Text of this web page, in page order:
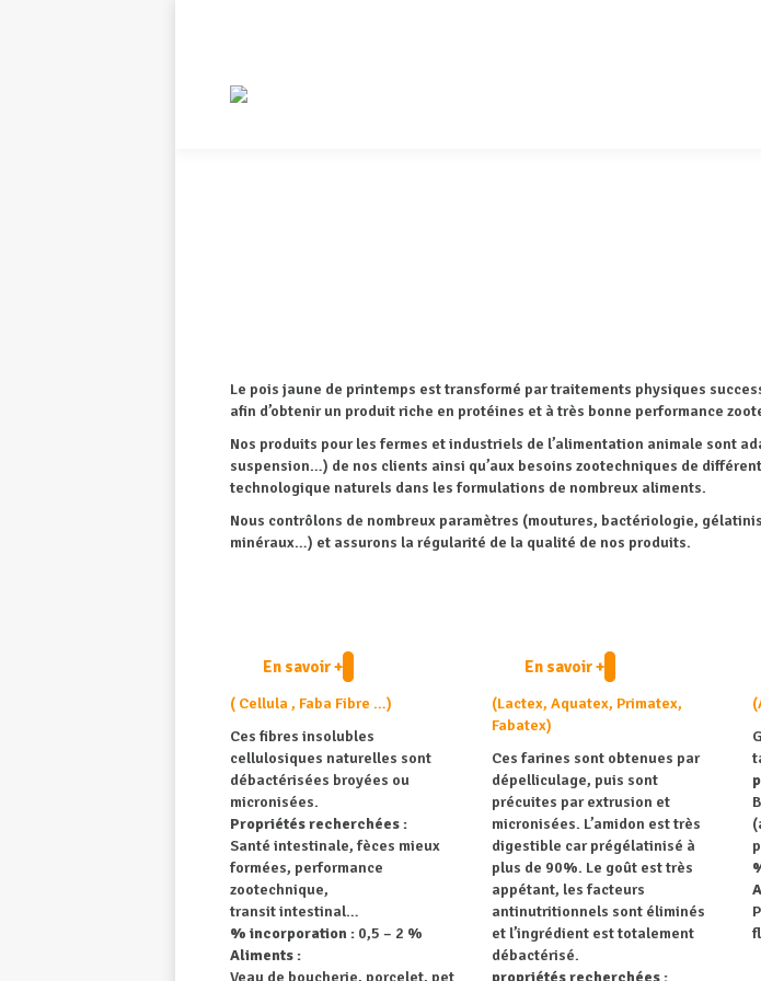
Le pois jaune de printemps est transformé par traitements physiques
afin d’obtenir un produit riche en protéines et à très bonne performance
Nos produits pour les fermes et industriels de l’alimentation animale sont
suspension…) de nos clients ainsi qu’aux besoins zootechniques de
technologique naturels dans les formulations de nombreux aliments.
Nous contrôlons de nombreux paramètres (moutures, bactériologie,
minéraux…) et assurons la régularité de la qualité de nos produits.
En savoir +
( Cellula , Faba Fibre …)
Ces fibres insolubles
cellulosiques naturelles sont
débactérisées broyées ou
micronisées.
Propriétés recherchées :
Santé intestinale, fèces mieux
formées, performance
zootechnique,
transit intestinal…
% incorporation : 0,5 – 2 %
Aliments :
Veau de boucherie, porcelet, pet
En savoir +
(Lactex, Aquatex, Primatex,
Fabatex)
Ces farines sont obtenues par
dépelliculage, puis sont
précuites par extrusion et
micronisées. L’amidon est très
digestible car prégélatinisé à
plus de 90%. Le goût est très
appétant, les facteurs
antinutritionnels sont éliminés
et l’ingrédient est totalement
débactérisé.
propriétés recherchées :